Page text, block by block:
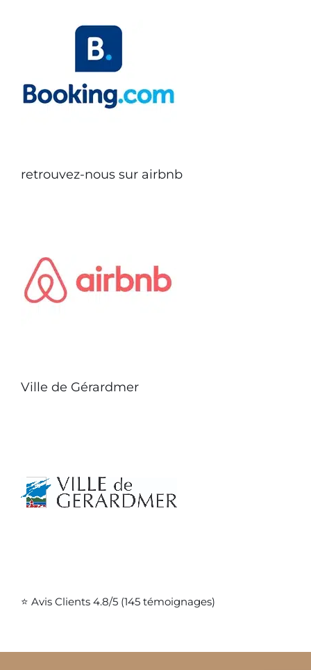
retrouvez-nous sur airbnb
Ville de Gérardmer
⭐ Avis Clients 4.8/5 (145 témoignages)